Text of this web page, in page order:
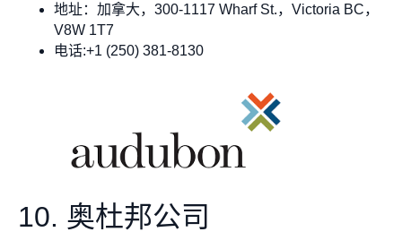
地址：加拿大，300-1117 Wharf St.，Victoria BC，
V8W 1T7
电话:+1 (250) 381-8130
10. 奥杜邦公司